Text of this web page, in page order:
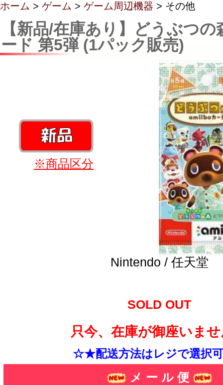
ホーム > ゲーム > ゲーム周辺機器 > その他
【新品/在庫あり】どうぶつ
ード 第5弾 (1パック販売)
※商品区分
Nintendo / 任天堂
SOLD OUT
只今、在庫が御座いま
☆★配送方法はレジで選択
メ ー ル 便